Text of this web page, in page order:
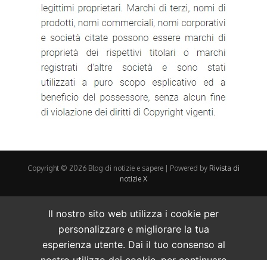
Copyright © 2026 Blog di notizie e sapere | Powered by Rivista di
notizie X
Il nostro sito web utilizza i cookie per
personalizzare e migliorare la tua
esperienza utente. Dai il tuo consenso al